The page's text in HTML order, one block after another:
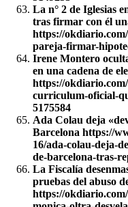
La n° 2 de Iglesias
tras firmar con él
https://okdiario.com/
pareja-firmar-
Irene Montero
en una cadena de
https://
curriculum-oficial-
5175584
Ada Colau deja
Barcelona https://
16/ada-colau-deja-
de-barcelona-tras-
La Fiscalía
pruebas del abuso
https://